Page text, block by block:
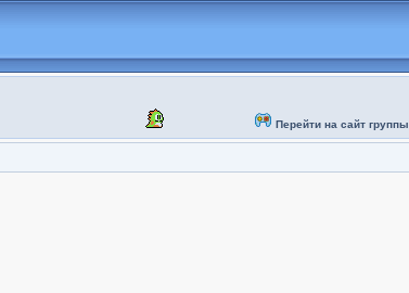
Перейти на сайт группы